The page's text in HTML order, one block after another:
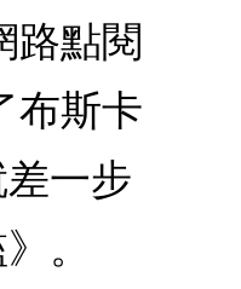
路點閱
布斯卡
一步
。